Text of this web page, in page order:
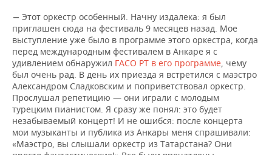
— Этот оркестр особенный. Начну издалека: я был
приглашен сюда на фестиваль 9 месяцев назад. Мое
выступление уже было в программе этого оркестра, когда
перед международным фестивалем в Анкаре я с
удивлением обнаружил ГАСО РТ в его программе, чему
был очень рад. В день их приезда я встретился с маэстро
Александром Сладковским и поприветствовал оркестр.
Прослушал репетицию — они играли с молодым
турецким пианистом. Я сразу же понял: это будет
незабываемый концерт! И не ошибся: после концерта
мои музыканты и публика из Анкары меня спрашивали:
«Маэстро, вы слышали оркестр из Татарстана? Они